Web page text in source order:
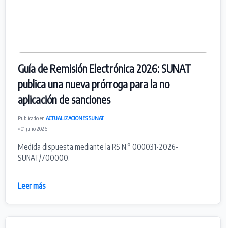
Guía de Remisión Electrónica 2026: SUNAT
publica una nueva prórroga para la no
aplicación de sanciones
Publicado en ACTUALIZACIONES SUNAT
• 01 julio 2026
Medida dispuesta mediante la RS N.° 000031-2026-
SUNAT/700000.
Leer más